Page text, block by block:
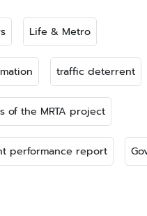
Life & Metro
traffic deterrent
of the MRTA project
performance report